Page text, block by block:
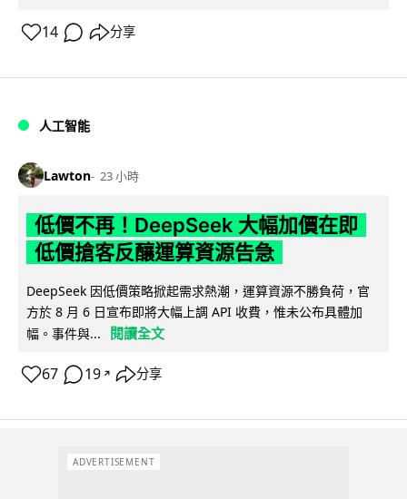
14 分享
人工智能
Lawton 23 小時
低價不再！DeepSeek 大幅加價在即
低價搶客反釀運算資源告急
DeepSeek 因低價策略掀起需求熱潮，運算資源不勝負荷，官
方於 8 月 6 日宣布即將大幅上調 API 收費，惟未公布具體加
幅。事件與...
閱讀全文
67 19 ↗ 分享
ADVERTISEMENT